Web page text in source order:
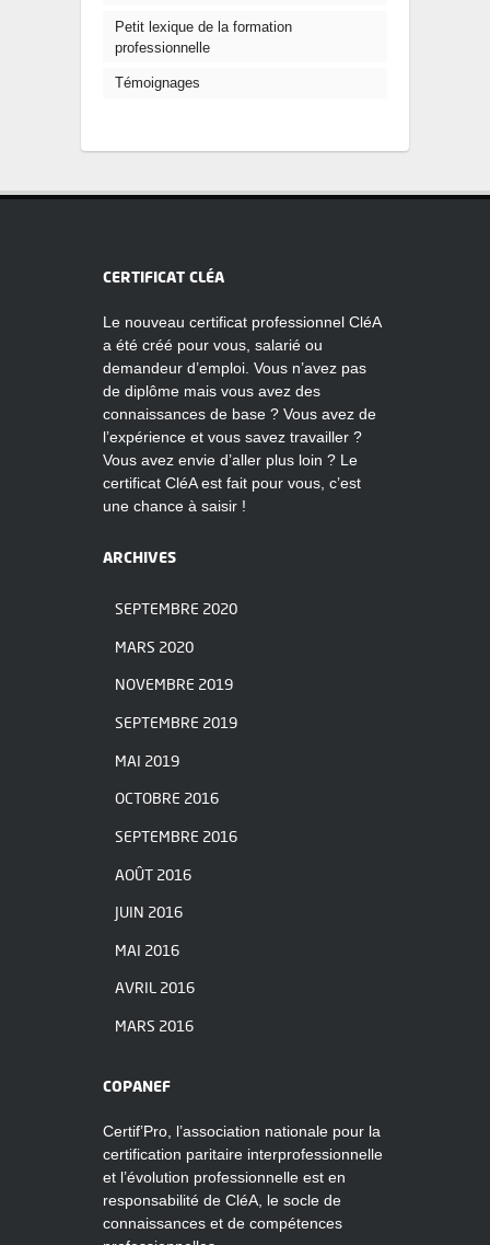
Petit lexique de la formation
professionnelle
Témoignages
CERTIFICAT CLÉA
Le nouveau certificat professionnel CléA
a été créé pour vous, salarié ou
demandeur d’emploi. Vous n’avez pas
de diplôme mais vous avez des
connaissances de base ? Vous avez de
l’expérience et vous savez travailler ?
Vous avez envie d’aller plus loin ? Le
certificat CléA est fait pour vous, c’est
une chance à saisir !
ARCHIVES
SEPTEMBRE 2020
MARS 2020
NOVEMBRE 2019
SEPTEMBRE 2019
MAI 2019
OCTOBRE 2016
SEPTEMBRE 2016
AOÛT 2016
JUIN 2016
MAI 2016
AVRIL 2016
MARS 2016
COPANEF
Certif’Pro, l’association nationale pour la
certification paritaire interprofessionnelle
et l’évolution professionnelle est en
responsabilité de CléA, le socle de
connaissances et de compétences